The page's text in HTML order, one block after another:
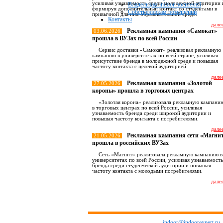
Владельцам indoor носителей
Собственникам помещений
Контакты
усиливая узнаваемость среди молодежной аудитории
формируя дополнительный контакт со студентами в
привычной для них образовательной среде.
03.06.2026
Рекламная кампания «Самокат»
прошла в ВУЗах по всей России
Сервис доставки «Самокат» реализовал рекламную
кампанию в университетах по всей стране, усиливая
присутствие бренда в молодежной среде и повышая
частоту контакта с целевой аудиторией.
27.05.2026
Рекламная кампания «Золотой
короны» прошла в торговых центрах
«Золотая корона» реализовала рекламную
в торговых центрах по всей России, усиливая
узнаваемость бренда среди широкой аудитории и
повышая частоту контакта с потребителями.
21.05.2026
Рекламная кампания сети
прошла в российских ВУЗах
Сеть «Магнит» реализовала рекламную кампанию в
университетах по всей России, усиливая узнаваемость
бренда среди студенческой аудитории и повышая
частоту контакта с молодыми потребителями.